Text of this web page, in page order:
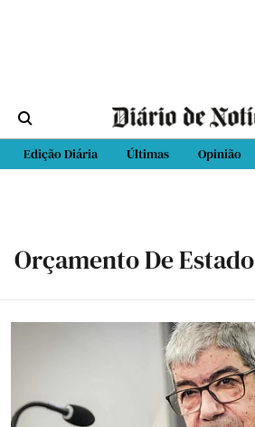
Edição Diária Últimas Opinião
Orçamento De Estado